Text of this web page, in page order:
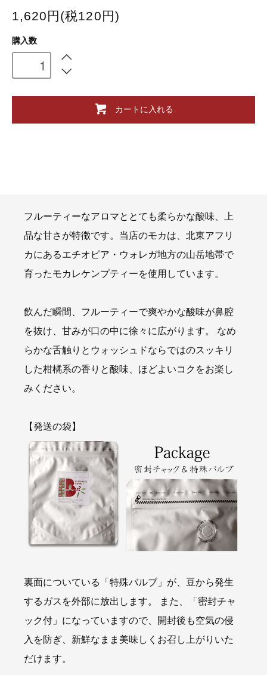
1,620円(税120円)
購入数
カートに入れる
フルーティーなアロマととても柔らかな酸味、上
品な甘さが特徴です。当店のモカは、北東アフリ
カにあるエチオピア・ウォレガ地方の山岳地帯で
育ったモカレケンプティーを使用しています。
飲んだ瞬間、フルーティーで爽やかな酸味が鼻腔
を抜け、甘みが口の中に徐々に広がります。 なめ
らかな舌触りとウォッシュドならではのスッキリ
した柑橘系の香りと酸味、ほどよいコクをお楽し
みください。
【発送の袋】
裏面についている「特殊バルブ」が、豆から発生
するガスを外部に放出します。 また、「密封チャ
ック付」になっていますので、開封後も空気の侵
入を防ぎ、新鮮なまま美味しくお召し上がりいた
だけます。